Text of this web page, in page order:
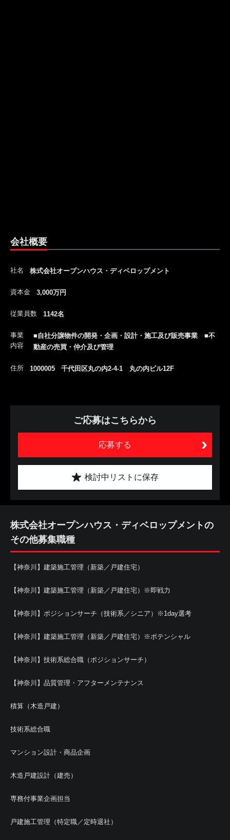
会社概要
社名 株式会社オープンハウス・ディベロップメント
資本金 3,000万円
従業員数 1142名
事業
内容
■自社分譲物件の開発・企画・設計・施工及び販売事業 ■不
動産の売買・仲介及び管理
住所 1000005 千代田区丸の内2-4-1 丸の内ビル12F
ご応募はこちらから
応募する
検討中リストに保存
株式会社オープンハウス・ディベロップメントの
その他募集職種
【神奈川】建築施工管理（新築／戸建住宅）
【神奈川】建築施工管理（新築／戸建住宅）※即戦力
【神奈川】ポジションサーチ（技術系／シニア）※1day選考
【神奈川】建築施工管理（新築／戸建住宅）※ポテンシャル
【神奈川】技術系総合職（ポジションサーチ）
【神奈川】品質管理・アフターメンテナンス
積算（木造戸建）
技術系総合職
マンション設計・商品企画
木造戸建設計（建売）
専務付事業企画担当
戸建施工管理（特定職／定時退社）